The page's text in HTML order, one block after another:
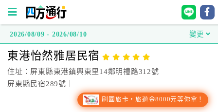
方
通
行
2026/08/09 - 2026/08/10 變更
東港怡然雅居民宿
住址：屏東縣東港鎮興東里14鄰明禮路312號
屏東縣民宿289號｜
刷國旅卡，旅遊金8000元等你拿！